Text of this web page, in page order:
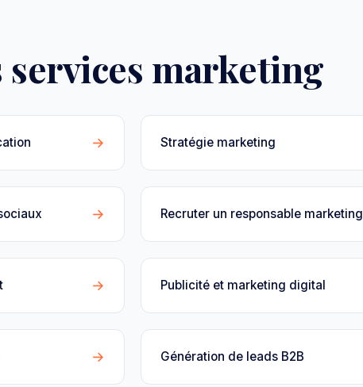
services marketing
→ Stratégie marketing
→ Recruter un responsable marketing
→ Publicité et marketing digital
→ Génération de leads B2B